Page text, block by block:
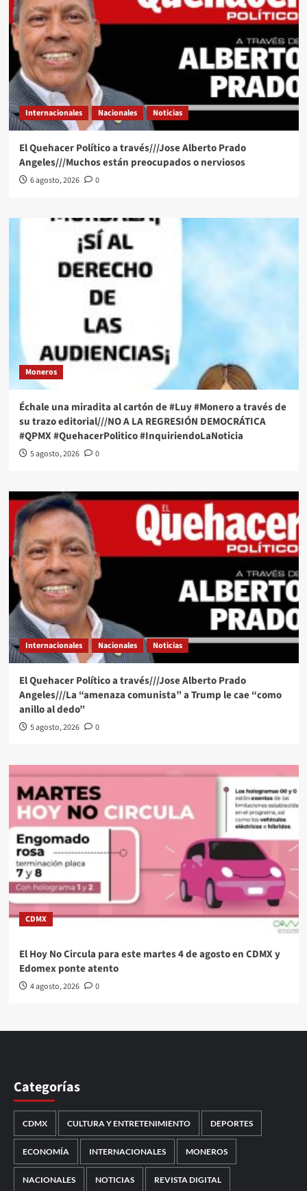
Internacionales Nacionales Noticias
El Quehacer Político a través///Jose Alberto Prado
Angeles///Muchos están preocupados o nerviosos
6 agosto, 2026 0
Moneros
Échale una miradita al cartón de #Luy #Monero a través de
su trazo editorial///NO A LA REGRESIÓN DEMOCRÁTICA
#QPMX #QuehacerPolitico #InquiriendoLaNoticia
5 agosto, 2026 0
Internacionales Nacionales Noticias
El Quehacer Político a través///Jose Alberto Prado
Angeles///La “amenaza comunista” a Trump le cae “como
anillo al dedo”
5 agosto, 2026 0
CDMX
El Hoy No Circula para este martes 4 de agosto en CDMX y
Edomex ponte atento
4 agosto, 2026 0
Categorías
CDMX CULTURA Y ENTRETENIMIENTO DEPORTES
ECONOMÍA INTERNACIONALES MONEROS
NACIONALES NOTICIAS REVISTA DIGITAL